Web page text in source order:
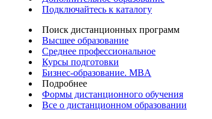
Подключайтесь к каталогу
Поиск дистанционных программ
Высшее образование
Среднее профессиональное
Курсы подготовки
Бизнес-образование. MBA
Подробнее
Формы дистанционного обучения
Все о дистанционном образовании